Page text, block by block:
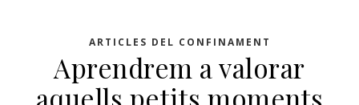
ARTICLES DEL CONFINAMENT
Aprendrem a valorar
aquells petits moments